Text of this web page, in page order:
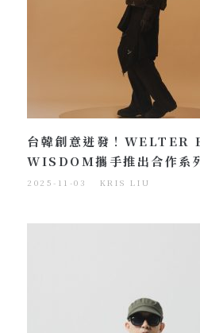
台韓創意迸發！
WISDOM攜手推出合作系
2025-11-03 KRIS LIU